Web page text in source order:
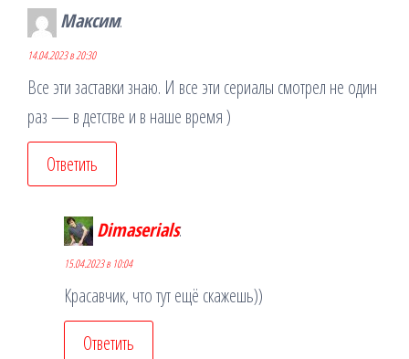
Максим:
14.04.2023 в 20:30
Все эти заставки знаю. И все эти сериалы смотрел не один
раз — в детстве и в наше время )
Ответить
Dimaserials:
15.04.2023 в 10:04
Красавчик, что тут ещё скажешь))
Ответить